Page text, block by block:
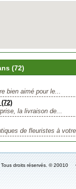
(72)
bien aimé pour le...
la livraison de...
de fleuristes à
Tous droits réservés. ©